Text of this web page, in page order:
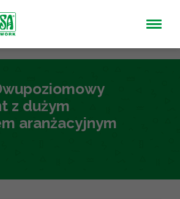
z dużym
aranżacyjnym